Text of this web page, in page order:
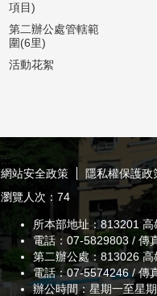
項目)
第二辦公處管轄範
圍(6里)
活動花絮
:::
網站安全政策
隱私權保護政
瀏覽人次： 74
所本部地址：813201
電話：07-5829803 /
第二辦公處：813026
電話：07-5574246 /
辦公時間：星期一至星